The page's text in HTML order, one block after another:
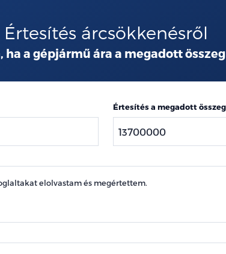
Értesítés árcsökkenésről
ha a gépjármű ára a megadott
Értesítés a megadott
elolvastam és megértettem.